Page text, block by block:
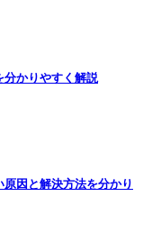
かりやすく解説
因と解決方法を分かり